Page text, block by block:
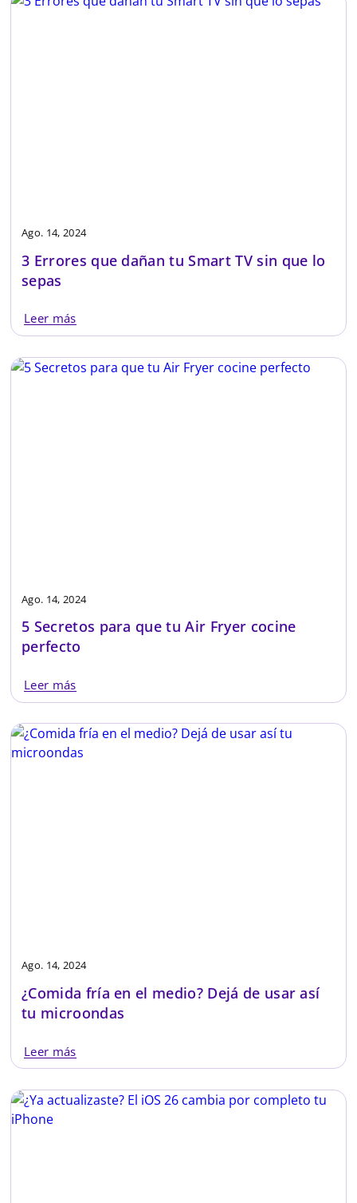
Ago. 14, 2024
3 Errores que dañan tu Smart TV sin que lo
sepas
Leer más
Ago. 14, 2024
5 Secretos para que tu Air Fryer cocine
perfecto
Leer más
Ago. 14, 2024
¿Comida fría en el medio? Dejá de usar así
tu microondas
Leer más